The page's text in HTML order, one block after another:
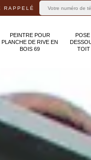
RAPPELÉ
PEINTRE POUR
PLANCHE DE RIVE EN
BOIS 69
POSE
TOIT